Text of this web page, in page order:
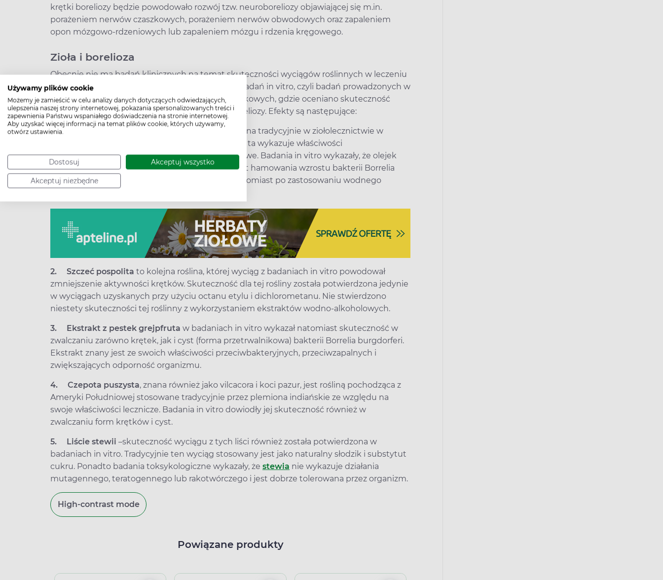
Używamy plików cookie
Możemy je zamieścić w celu analizy danych dotyczących odwiedzających,
ulepszenia naszej strony internetowej, pokazania spersonalizowanych treści i
zapewnienia Państwu wspaniałego doświadczenia na stronie internetowej.
Aby uzyskać więcej informacji na temat plików cookie, których używamy,
otwórz ustawienia.
Dostosuj Akceptuj wszystko
Akceptuj niezbędne
krętki boreliozy będzie powodowało rozwój tzw. neuroboreliozy objawiającej się m.in.
porażeniem nerwów czaszkowych, porażeniem nerwów obwodowych oraz zapaleniem
opon mózgowo-rdzeniowych lub zapaleniem mózgu i rdzenia kręgowego.
Zioła i borelioza
Obecnie nie ma badań klinicznych na temat skuteczności wyciągów roślinnych w leczeniu
boreliozy u ludzi. Dostępne są natomiast wyniki badań in vitro, czyli badań prowadzonych w
warunkach laboratoryjnych na hodowlach komórkowych, gdzie oceniano skuteczność
różnych wyciągów ziołowych wobec krętków boreliozy. Efekty są następujące:
1.Czystek
to śródziemnomorska roślina stosowana tradycyjnie w ziołolecznictwie w
leczeniu chorób skóry i stanów zapalnych. Roślina ta wykazuje właściwości
przeciwbakteryjne, przeciwgrzybicze i antywirusowe. Badania in vitro wykazały, że olejek
lotny pozyskany z czystka wykazywał mocny efekt hamowania wzrostu bakterii Borrelia
burgdorferi. Takiego działania nie stwierdzono natomiast po zastosowaniu wodnego
2. Szczeć pospolita to kolejna roślina, której wyciąg z badaniach in vitro powodował
zmniejszenie aktywności krętków. Skuteczność dla tej rośliny została potwierdzona jedynie
w wyciągach uzyskanych przy użyciu octanu etylu i dichlorometanu. Nie stwierdzono
niestety skuteczności tej roślinny z wykorzystaniem ekstraktów wodno-alkoholowych.
3. Ekstrakt z pestek grejpfruta w badaniach in vitro wykazał natomiast skuteczność w
zwalczaniu zarówno krętek, jak i cyst (forma przetrwalnikowa) bakterii Borrelia burgdorferi.
Ekstrakt znany jest ze swoich właściwości przeciwbakteryjnych, przeciwzapalnych i
zwiększających odporność organizmu.
4. Czepota puszysta, znana również jako vilcacora i koci pazur, jest rośliną pochodząca z
Ameryki Południowej stosowane tradycyjnie przez plemiona indiańskie ze względu na
swoje właściwości lecznicze. Badania in vitro dowiodły jej skuteczność również w
zwalczaniu form krętków i cyst.
5. Liście stewii –skuteczność wyciągu z tych liści również została potwierdzona w
badaniach in vitro. Tradycyjnie ten wyciąg stosowany jest jako naturalny słodzik i substytut
cukru. Ponadto badania toksykologiczne wykazały, że stewia nie wykazuje działania
mutagennego, teratogennego lub rakotwórczego i jest dobrze tolerowana przez organizm.
High-contrast mode
Powiązane produkty